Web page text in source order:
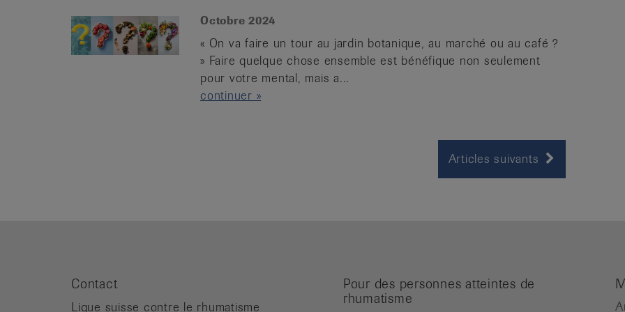
Octobre 2024
« On va faire un tour au jardin botanique, au marché ou au café ?
» Faire quelque chose ensemble est bénéfique non seulement
pour votre mental, mais a...
continuer »
Articles suivants
Contact
Ligue suisse contre le rhumatisme
Pour des personnes atteintes de
rhumatisme